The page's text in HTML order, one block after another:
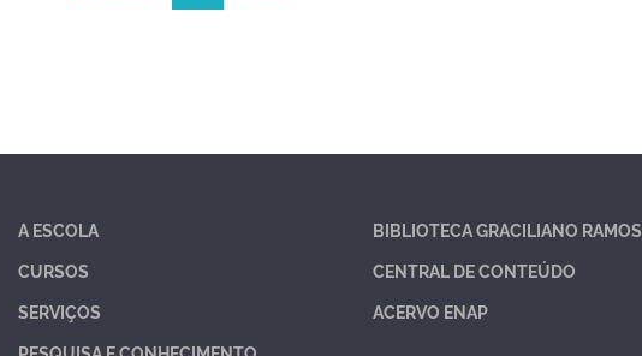
A ESCOLA
CURSOS
SERVIÇOS
BIBLIOTECA GRACILIANO RAMOS
CENTRAL DE CONTEÚDO
ACERVO ENAP